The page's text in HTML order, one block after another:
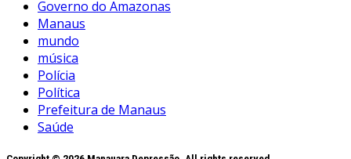
Governo do Amazonas
Manaus
mundo
música
Polícia
Política
Prefeitura de Manaus
Saúde